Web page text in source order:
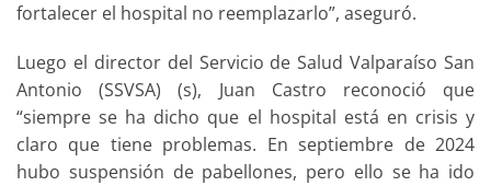
fortalecer el hospital no reemplazarlo”, aseguró.
Luego el director del Servicio de Salud Valparaíso San
Antonio (SSVSA) (s), Juan Castro reconoció que
“siempre se ha dicho que el hospital está en crisis y
claro que tiene problemas. En septiembre de 2024
hubo suspensión de pabellones, pero ello se ha ido